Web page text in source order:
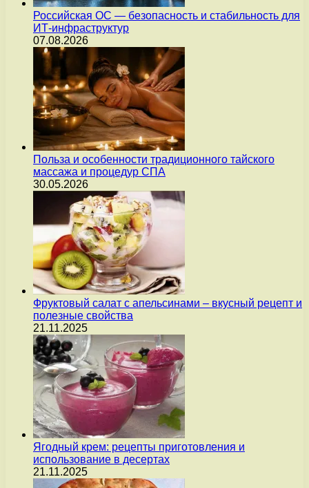
Российская ОС — безопасность и стабильность для
ИТ-инфраструктур
07.08.2026
Польза и особенности традиционного тайского
массажа и процедур СПА
30.05.2026
Фруктовый салат с апельсинами – вкусный рецепт и
полезные свойства
21.11.2025
Ягодный крем: рецепты приготовления и
использование в десертах
21.11.2025